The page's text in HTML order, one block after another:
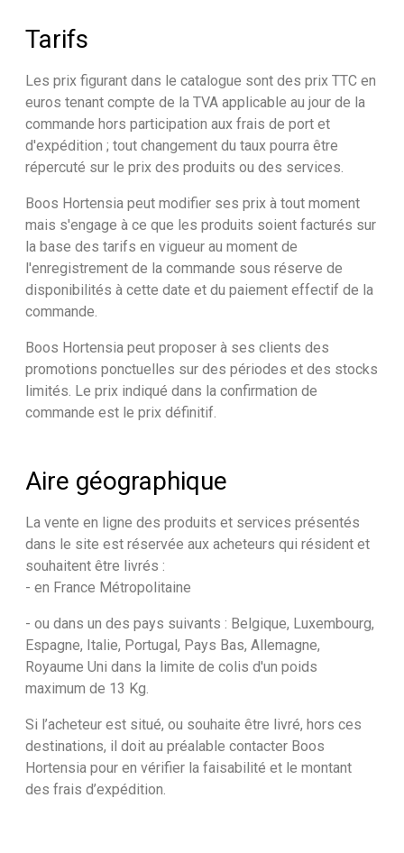
Tarifs
Les prix figurant dans le catalogue sont des prix TTC en
euros tenant compte de la TVA applicable au jour de la
commande hors participation aux frais de port et
d'expédition ; tout changement du taux pourra être
répercuté sur le prix des produits ou des services.
Boos Hortensia peut modifier ses prix à tout moment
mais s'engage à ce que les produits soient facturés sur
la base des tarifs en vigueur au moment de
l'enregistrement de la commande sous réserve de
disponibilités à cette date et du paiement effectif de la
commande.
Boos Hortensia peut proposer à ses clients des
promotions ponctuelles sur des périodes et des stocks
limités. Le prix indiqué dans la confirmation de
commande est le prix définitif.
Aire géographique
La vente en ligne des produits et services présentés
dans le site est réservée aux acheteurs qui résident et
souhaitent être livrés :
- en France Métropolitaine
- ou dans un des pays suivants : Belgique, Luxembourg,
Espagne, Italie, Portugal, Pays Bas, Allemagne,
Royaume Uni dans la limite de colis d'un poids
maximum de 13 Kg.
Si l’acheteur est situé, ou souhaite être livré, hors ces
destinations, il doit au préalable contacter Boos
Hortensia pour en vérifier la faisabilité et le montant
des frais d’expédition.